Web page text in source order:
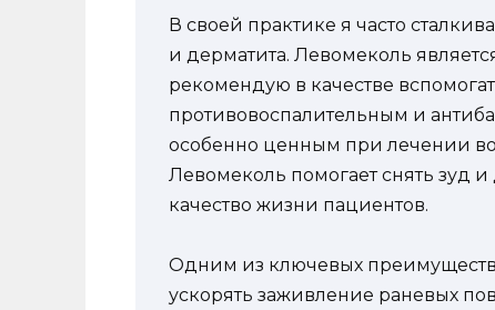
В своей практике я часто
и дерматита. Левомеколь
рекомендую в качестве
противовоспалительным и
особенно ценным при лечении
Левомеколь помогает снять зуд
качество жизни пациентов.
Одним из ключевых преимуществ
ускорять заживление раневых